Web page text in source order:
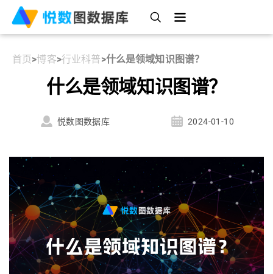
首页>博客>行业科普>什么是领域知识图谱？
什么是领域知识图谱？
悦数图数据库 2024-01-10